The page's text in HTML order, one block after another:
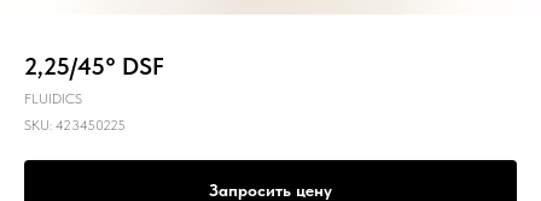
2,25/45° DSF
FLUIDICS
SKU: 423450225
Запросить цену